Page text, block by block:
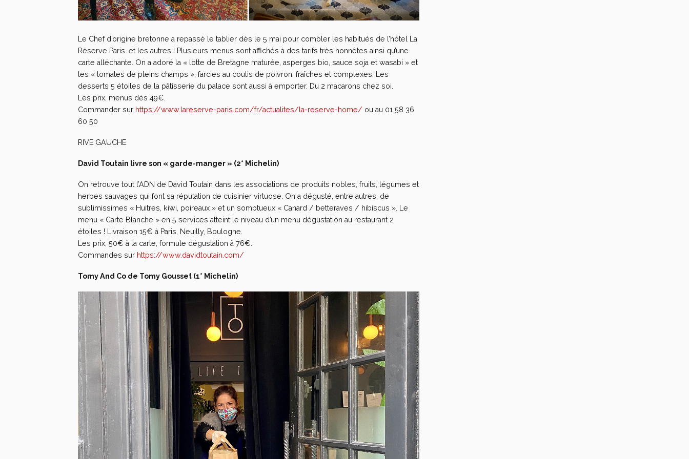
Le Chef d’origine bretonne a repassé le tablier dès le 5 mai pour combler les habitués de l’hôtel La
Réserve Paris…et les autres ! Plusieurs menus sont affichés à des tarifs très honnêtes ainsi qu’une
carte alléchante. On a adoré la « lotte de Bretagne maturée, asperges bio, sauce soja et wasabi » et
les « tomates de pleins champs », farcies au coulis de poivron, fraîches et complexes. Les
desserts 5 étoiles de la pâtisserie du palace sont aussi à emporter. Du 2 macarons chez soi.
Les prix, menus dès 49€.
Commander sur https://www.lareserve-paris.com/fr/actualites/la-reserve-home/ ou au 01 58 36
60 50
RIVE GAUCHE
David Toutain livre son « garde-manger » (2* Michelin)
On retrouve tout l’ADN de David Toutain dans les associations de produits nobles, fruits, légumes et
herbes sauvages qui font sa réputation de cuisinier virtuose. On a dégusté, entre autres, de
sublimissimes « Huitres, kiwi, poireaux » et un somptueux « Canard / betteraves / hibiscus ». Le
menu « Carte Blanche » en 5 services atteint le niveau d’un menu dégustation au restaurant 2
étoiles ! Livraison 15€ à Paris, Neuilly, Boulogne.
Les prix, 50€ à la carte, formule dégustation à 76€.
Commandes sur https://www.davidtoutain.com/
Tomy And Co de Tomy Gousset (1* Michelin)